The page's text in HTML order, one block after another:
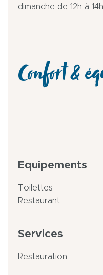
dimanche de 12h à
Confort &
Equipements
Toilettes
Restaurant
Services
Restauration